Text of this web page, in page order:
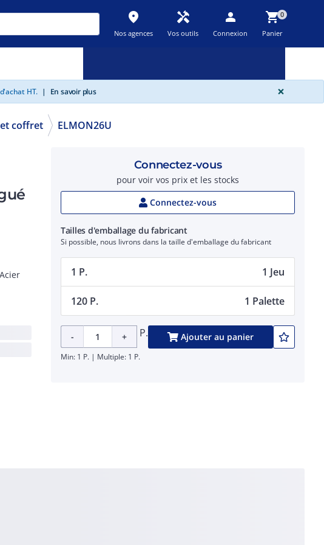
place
Nos agences
handyman
Vos outils
person
Connexion
shopping_cart0
Panier
HT. | En savoir plus ×
coffret ELMON26U
Connectez-vous
pour voir vos prix et les stocks
Connectez-vous
Tailles d'emballage du fabricant
Si possible, nous livrons dans la taille d'emballage du fabricant
1 P. 1 Jeu
120 P. 1 Palette
- + P. Ajouter au panier
Min: 1 P. | Multiple: 1 P.